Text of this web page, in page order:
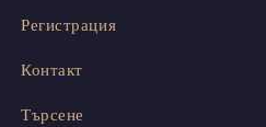
Регистрация
Контакт
Търсене